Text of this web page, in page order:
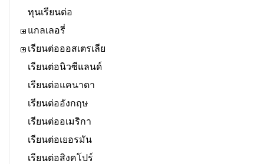
ทุนเรียนต่อ
แกลเลอรี่
เรียนต่อออสเตรเลีย
เรียนต่อนิวซีแลนด์
เรียนต่อแคนาดา
เรียนต่ออังกฤษ
เรียนต่ออเมริกา
เรียนต่อเยอรมัน
เรียนต่อสิงคโปร์